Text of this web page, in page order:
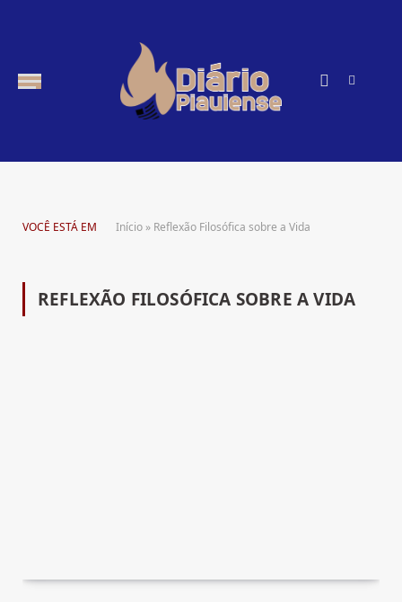
VOCÊ ESTÁ EM Início » Reflexão Filosófica sobre a Vida
REFLEXÃO FILOSÓFICA SOBRE A VIDA